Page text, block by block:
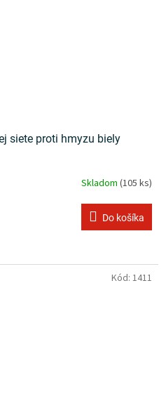
siete proti hmyzu biely
Skladom (105 ks)
Do košíka
Kód: 1411